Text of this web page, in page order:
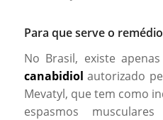
Para que serve o
No Brasil, existe
canabidiol autorizado
Mevatyl, que tem como
espasmos